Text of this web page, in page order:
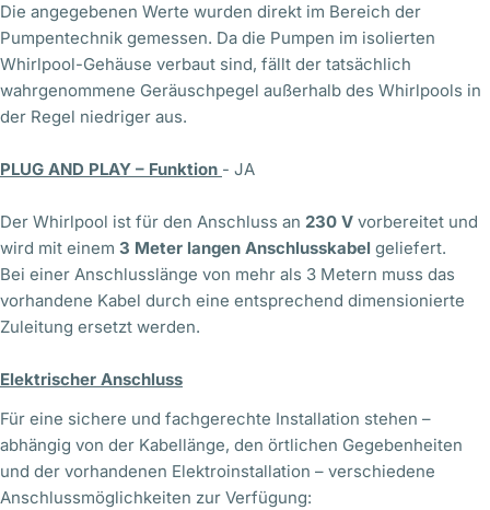
Die angegebenen Werte wurden direkt im Bereich der
Pumpentechnik gemessen. Da die Pumpen im isolierten
Whirlpool-Gehäuse verbaut sind, fällt der tatsächlich
wahrgenommene Geräuschpegel außerhalb des Whirlpools in
der Regel niedriger aus.
PLUG AND PLAY – Funktion - JA
Der Whirlpool ist für den Anschluss an 230 V vorbereitet und
wird mit einem 3 Meter langen Anschlusskabel geliefert.
Bei einer Anschlusslänge von mehr als 3 Metern muss das
vorhandene Kabel durch eine entsprechend dimensionierte
Zuleitung ersetzt werden.
Elektrischer Anschluss
Für eine sichere und fachgerechte Installation stehen –
abhängig von der Kabellänge, den örtlichen Gegebenheiten
und der vorhandenen Elektroinstallation – verschiedene
Anschlussmöglichkeiten zur Verfügung: